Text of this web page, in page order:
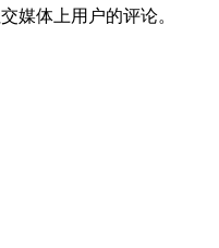
媒体上用户的评论。